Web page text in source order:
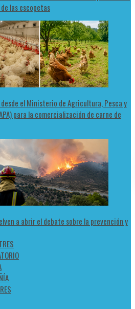
las escopetas
el Ministerio de Agricultura, Pesca y
para la comercialización de carne de
a abrir el debate sobre la prevención y